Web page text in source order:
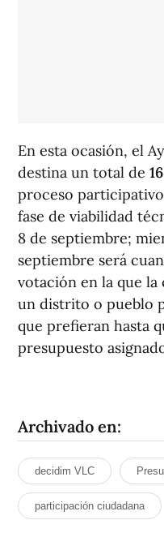
En esta ocasión, el
destina un total de
proceso
fase de viabilidad
8 de septiembre;
septiembre será
votación en la que
un distrito o pueblo
que prefieran hasta
presupuesto
Archivado en:
decidim VLC
participación ciudadana